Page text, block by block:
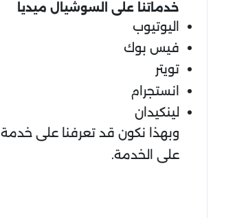
خدماتنا على السوشيال ميديا
اليوتيوب
فيس بوك
تويتر
انستجرام
لينكيدان
وبهذا نكون قد تعرفنا على خدمة
على الخدمة.